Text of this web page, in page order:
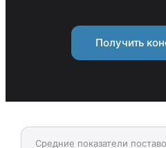
Получить
Средние показатели